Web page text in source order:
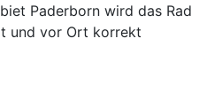
Paderborn wird das Rad
und vor Ort korrekt